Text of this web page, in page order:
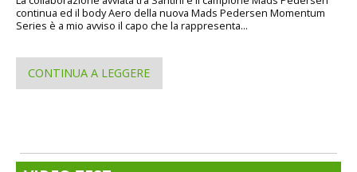
continua ed il body Aero della nuova Mads Pedersen Momentum
Series è a mio avviso il capo che la rappresenta...
CONTINUA A LEGGERE